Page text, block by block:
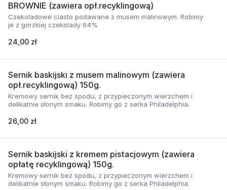
BROWNIE (zawiera opł.recyklingową)
Czekoladowe ciasto podawane z musem malinowym. Robimy
je z gorzkiej czekolady 64%
24,00 zł
Sernik baskijski z musem malinowym (zawiera
opł.recyklingową) 150g.
Kremowy sernik bez spodu, z przypieczonym wierzchem i
delikatnie słonym smaku. Robimy go z serka Philadelphia.
26,00 zł
Sernik baskijski z kremem pistacjowym (zawiera
opłatę recyklingową) 150g.
Kremowy sernik bez spodu, z przypieczonym wierzchem i
delikatnie słonym smaku. Robimy go z serka Philadelphia.